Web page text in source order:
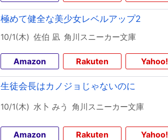
極めて健全な美少女レベルアップ2
10/1(木) 佐伯 凪 角川スニーカー文庫
Amazon Rakuten Yahoo!
生徒会長はカノジョじゃないのに
10/1(木) 水卜 みう 角川スニーカー文庫
Amazon Rakuten Yahoo!